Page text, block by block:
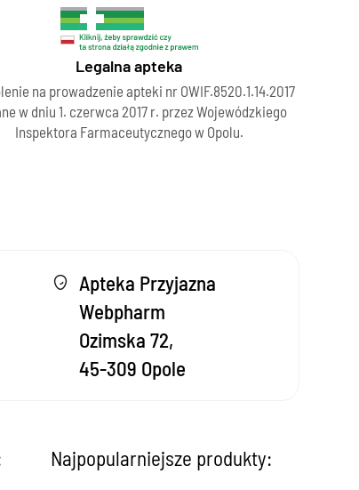
Legalna apteka
na prowadzenie apteki nr OWIF.8520.1.14.2017
w dniu 1. czerwca 2017 r. przez Wojewódzkiego
Inspektora Farmaceutycznego w Opolu.
Apteka Przyjazna
Webpharm
Ozimska 72,
45-309 Opole
Najpopularniejsze produkty: